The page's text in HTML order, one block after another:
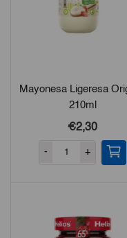
Mayonesa Ligeresa
210ml
€2,30
- +